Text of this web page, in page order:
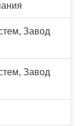
Завод
Завод